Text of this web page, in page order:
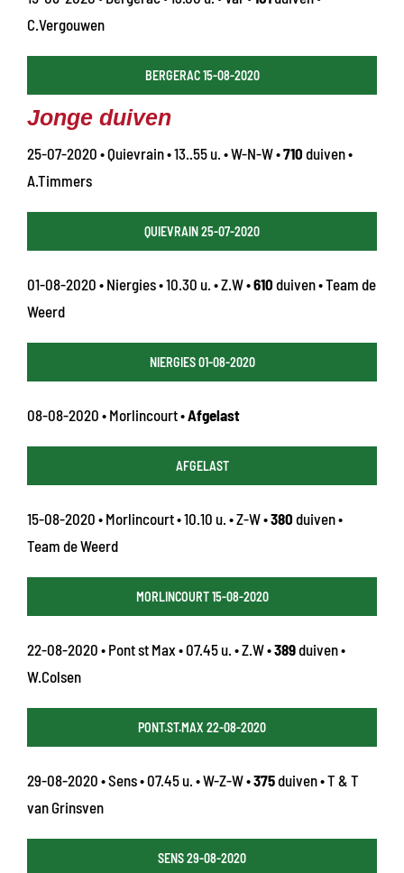
C.Vergouwen
BERGERAC 15-08-2020
Jonge duiven
25-07-2020 • Quievrain • 13..55 u. • W-N-W •710 duiven •
A.Timmers
QUIEVRAIN 25-07-2020
01-08-2020 • Niergies • 10.30 u. • Z.W •610 duiven • Team de
Weerd
NIERGIES 01-08-2020
08-08-2020 • Morlincourt •Afgelast
AFGELAST
15-08-2020 • Morlincourt • 10.10 u. • Z-W •380 duiven •
Team de Weerd
MORLINCOURT 15-08-2020
22-08-2020 • Pont st Max • 07.45 u. • Z.W •389duiven •
W.Colsen
PONT.ST.MAX 22-08-2020
29-08-2020 • Sens • 07.45 u. • W-Z-W •375duiven • T & T
van Grinsven
SENS 29-08-2020